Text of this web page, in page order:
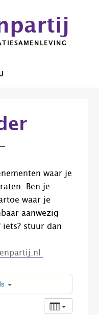
waar je
Ben je
waar je
aanwezig
stuur dan